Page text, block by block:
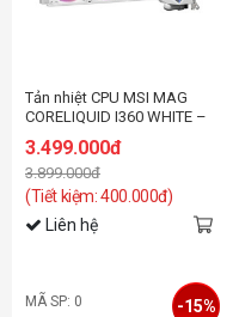
Tản nhiệt CPU MSI MAG
CORELIQUID I360 WHITE –
3.499.000đ
3.899.000đ
(Tiết kiệm: 400.000đ)
Liên hệ
MÃ SP: 0 -15%